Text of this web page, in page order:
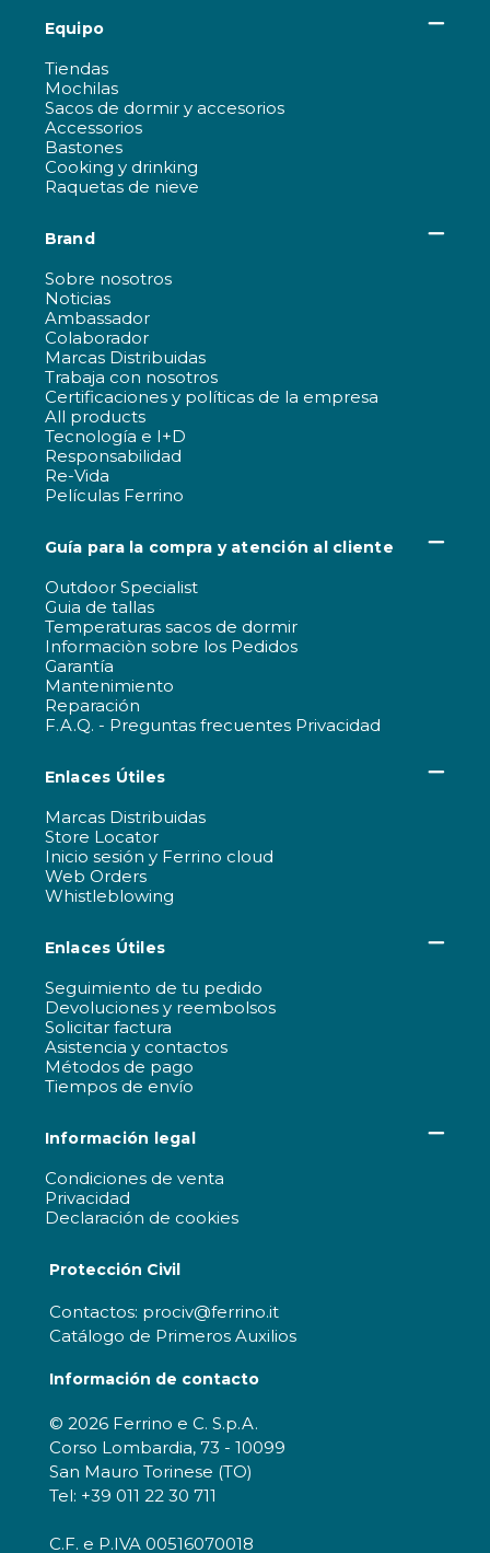
Equipo
Tiendas
Mochilas
Sacos de dormir y accesorios
Accessorios
Bastones
Cooking y drinking
Raquetas de nieve
Brand
Sobre nosotros
Noticias
Ambassador
Colaborador
Marcas Distribuidas
Trabaja con nosotros
Certificaciones y políticas de la empresa
All products
Tecnología e I+D
Responsabilidad
Re-Vida
Películas Ferrino
Guía para la compra y atención al cliente
Outdoor Specialist
Guia de tallas
Temperaturas sacos de dormir
Informaciòn sobre los Pedidos
Garantía
Mantenimiento
Reparación
F.A.Q. - Preguntas frecuentes Privacidad
Enlaces Útiles
Marcas Distribuidas
Store Locator
Inicio sesión y Ferrino cloud
Web Orders
Whistleblowing
Enlaces Útiles
Seguimiento de tu pedido
Devoluciones y reembolsos
Solicitar factura
Asistencia y contactos
Métodos de pago
Tiempos de envío
Información legal
Condiciones de venta
Privacidad
Declaración de cookies
Protección Civil
Contactos: prociv@ferrino.it
Catálogo de Primeros Auxilios
Información de contacto
© 2026 Ferrino e C. S.p.A.
Corso Lombardia, 73 - 10099
San Mauro Torinese (TO)
Tel: +39 011 22 30 711
C.F. e P.IVA 00516070018